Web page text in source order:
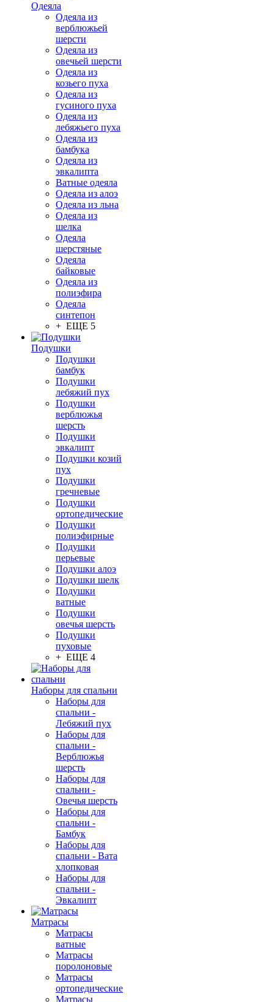
Одеяла
Одеяла из
верблюжьей
шерсти
Одеяла из
овечьей шерсти
Одеяла из
козьего пуха
Одеяла из
гусиного пуха
Одеяла из
лебяжьего пуха
Одеяла из
бамбука
Одеяла из
эвкалипта
Ватные одеяла
Одеяла из алоэ
Одеяла из льна
Одеяла из
шелка
Одеяла
шерстяные
Одеяла
байковые
Одеяла из
полиэфира
Одеяла
синтепон
+ ЕЩЕ 5
Подушки
Подушки
бамбук
Подушки
лебяжий пух
Подушки
верблюжья
шерсть
Подушки
эвкалипт
Подушки козий
пух
Подушки
гречневые
Подушки
ортопедические
Подушки
полиэфирные
Подушки
перьевые
Подушки алоэ
Подушки шелк
Подушки
ватные
Подушки
овечья шерсть
Подушки
пуховые
+ ЕЩЕ 4
Наборы для спальни
Наборы для
спальни -
Лебяжий пух
Наборы для
спальни -
Верблюжья
шерсть
Наборы для
спальни -
Овечья шерсть
Наборы для
спальни -
Бамбук
Наборы для
спальни - Вата
хлопковая
Наборы для
спальни -
Эвкалипт
Матрасы
Матрасы
ватные
Матрасы
поролоновые
Матрасы
ортопедические
Матрасы